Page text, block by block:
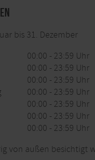
bis 31. Dezember
00:00 - 23:59 Uhr
00:00 - 23:59 Uhr
00:00 - 23:59 Uhr
00:00 - 23:59 Uhr
00:00 - 23:59 Uhr
00:00 - 23:59 Uhr
00:00 - 23:59 Uhr
von außen besichtigt